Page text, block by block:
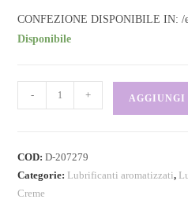
CONFEZIONE DISPONIBILE IN: /
Disponibile
- +
COD:D-207279
Categorie: Lubrificanti aromatizzati,
Creme